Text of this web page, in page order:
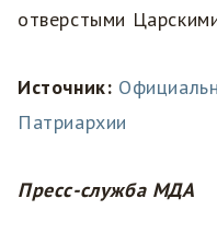
отверстыми
Источник:
Патриархии
Пресс-служба МДА